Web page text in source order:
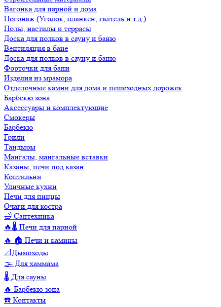
Вагонка для парной и дома
Погонаж (Уголок, планкен, галтель и т.д.)
Полы, настилы и террасы
Доска для полков в сауну и баню
Вентиляция в бане
Доска для полков в сауну и баню
Форточки для бани
Изделия из мрамора
Отделочные камни для дома и пешеходных дорожек
Барбекю зона
Аксессуары и комплектующие
Смокеры
Барбекю
Грили
Тандыры
Мангалы, мангальные вставки
Казаны, печи под казан
Коптильни
Уличные кухни
Печи для пиццы
Очаги для костра
🛁 Сантехника
🔥🌡️ Печи для парной
🔥 🏠 Печи и камины
📐Дымоходы
🌫️ Для хаммама
🌡️ Для сауны
🔥 Барбекю зона
☎️ Контакты